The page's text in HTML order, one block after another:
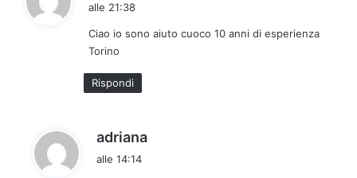
e
t
o
alle 21:38
Ciao io sono aiuto cuoco 10 anni di esperienza
Torino
Rispondi
adriana
alle 14:14